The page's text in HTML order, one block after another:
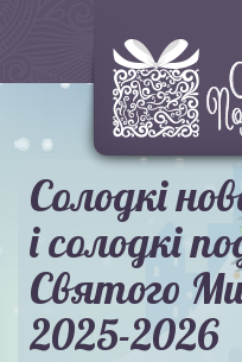
Солодкі
і солодкі
Святого
2025-2026